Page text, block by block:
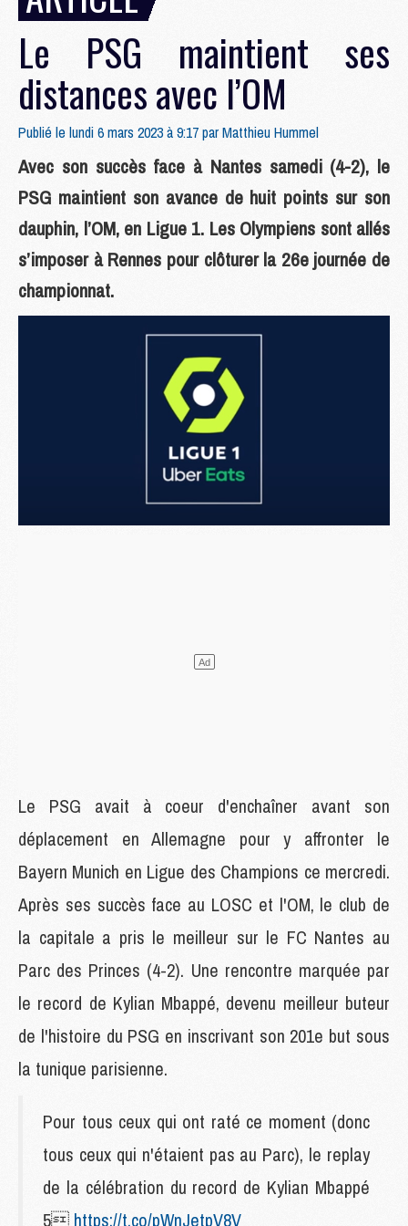
Le PSG maintient ses
distances avec l’OM
Publié le lundi 6 mars 2023 à 9:17 parMatthieu Hummel
Avec son succès face à Nantes samedi (4-2), le
PSG maintient son avance de huit points sur son
dauphin, l’OM, en Ligue 1. Les Olympiens sont allés
s’imposer à Rennes pour clôturer la 26e journée de
championnat.
Le PSG avait à coeur d'enchaîner avant son
déplacement en Allemagne pour y affronter le
Bayern Munich en Ligue des Champions ce mercredi.
Après ses succès face au LOSC et l'OM, le club de
la capitale a pris le meilleur sur le FC Nantes au
Parc des Princes (4-2). Une rencontre marquée par
le record de Kylian Mbappé, devenu meilleur buteur
de l'histoire du PSG en inscrivant son 201e but sous
la tunique parisienne.
Pour tous ceux qui ont raté ce moment (donc
tous ceux qui n'étaient pas au Parc), le replay
de la célébration du record de Kylian Mbappé
5 https://t.co/pWnJetpV8V